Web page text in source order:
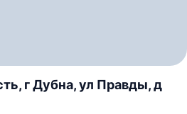
г Дубна, ул Правды, д